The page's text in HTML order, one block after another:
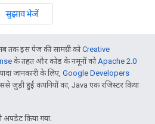
सुझाव भेजें
तक इस पेज की सामग्री कोCreative
के तहत और कोड के नमूनों कोApache 2.0
जानकारी के लिए, Google Developers
जुड़ी हुई कंपनियों का, Java एक रजिस्टर किया
अपडेट किया गया.